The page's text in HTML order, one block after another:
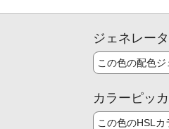
ジェネレー
この色の配色
カラーピッ
この色のHSLカ